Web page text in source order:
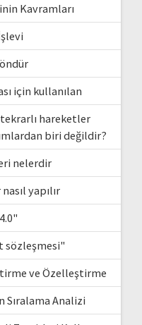
Kavramları
için kullanılan
hareketler
biri değildir?
nelerdir
yapılır
sözleşmesi"
ve Özelleştirme
Sıralama Analizi